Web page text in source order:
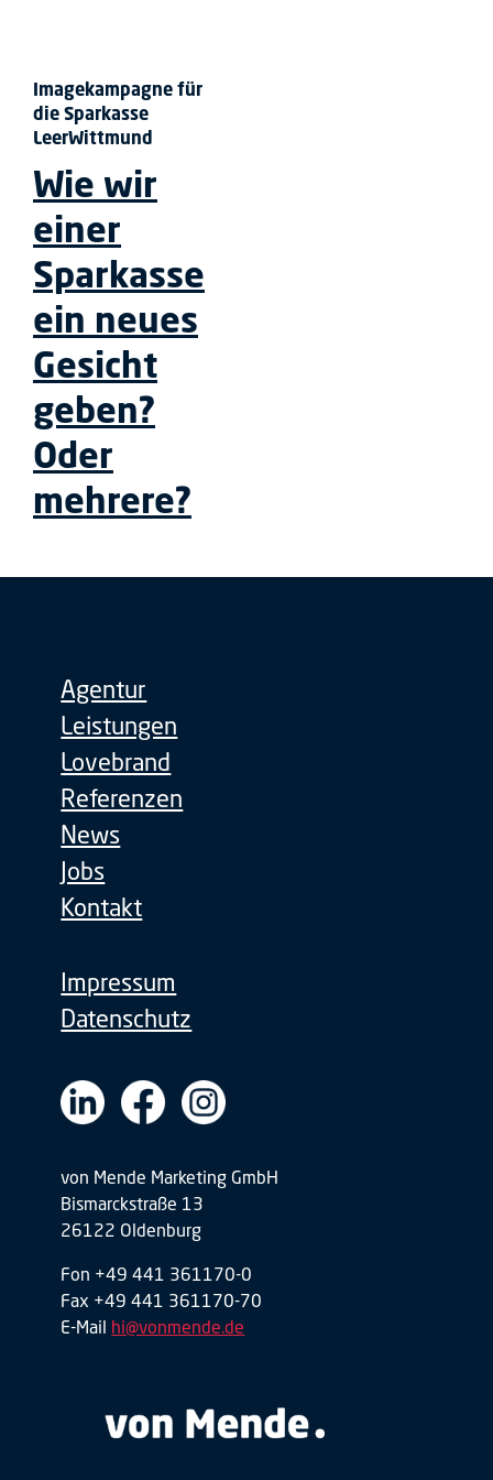
Imagekampagne für
die Sparkasse
LeerWittmund
Wie wir
einer
Sparkasse
ein neues
Gesicht
geben?
Oder
mehrere?
von Mende Marketing GmbH
Bismarckstraße 13
26122 Oldenburg
Fon +49 441 361170-0
Fax +49 441 361170-70
E-Mail hi@vonmende.de
Agentur
Leistungen
Lovebrand
Referenzen
News
Jobs
Kontakt
Impressum
Datenschutz